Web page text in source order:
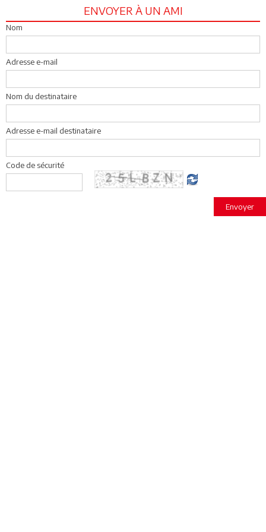
ENVOYER À UN AMI
Nom
Adresse e-mail
Nom du destinataire
Adresse e-mail destinataire
Code de sécurité
Envoyer